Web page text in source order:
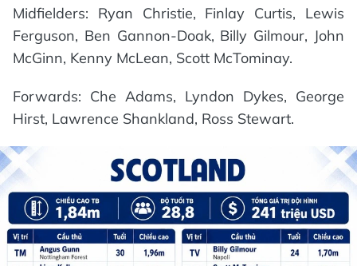
Midfielders: Ryan Christie, Finlay Curtis, Lewis
Ferguson, Ben Gannon-Doak, Billy Gilmour, John
McGinn, Kenny McLean, Scott McTominay.
Forwards: Che Adams, Lyndon Dykes, George
Hirst, Lawrence Shankland, Ross Stewart.